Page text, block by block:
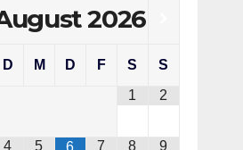
2026
D M D F S
S
1
2
4 5 6 7 8 9